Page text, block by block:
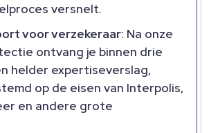
versnelt.​
voor verzekeraar: Na onze
ontvang je binnen drie
helder expertiseverslag,
op de eisen van Interpolis,
en andere grote